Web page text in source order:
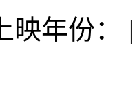
上映年份：
|